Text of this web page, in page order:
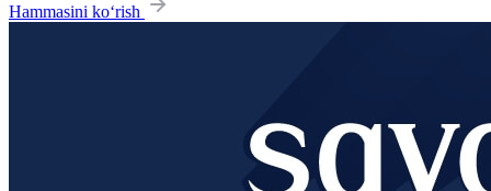
Hammasini ko‘rish